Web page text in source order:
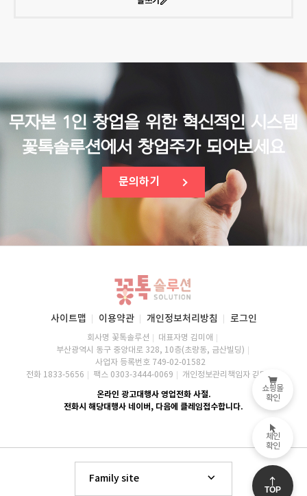
무자본 1인 창업을 위한 혁신적인 시스템
꽃톡솔루션에서 창업주가 되어보세요
문의하기
사이트맵 이용약관 개인정보처리방침 로그인
회사명 꽃톡솔루션
대표자명 김미애
부산광역시 동구 중앙대로 328, 10층(초량동, 금산빌딩)
사업자 등록번호 749-02-01582
전화 1833-5656
팩스 0303-3444-0069 개인정보관리책임자 김미애
온라인 광고대행사 영업전화 사절.
전화시 해당대행사 네이버, 다음에 클레임접수합니다.
Family site
쇼핑몰
확인
체인
확인
TOP